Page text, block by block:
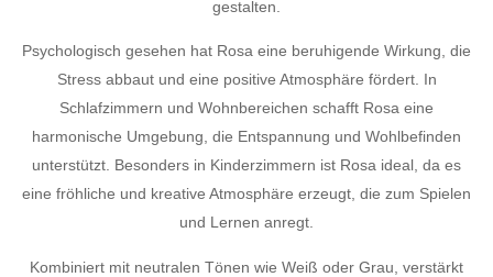
gestalten.
Psychologisch gesehen hat Rosa eine beruhigende Wirkung, die
Stress abbaut und eine positive Atmosphäre fördert. In
Schlafzimmern und Wohnbereichen schafft Rosa eine
harmonische Umgebung, die Entspannung und Wohlbefinden
unterstützt. Besonders in Kinderzimmern ist Rosa ideal, da es
eine fröhliche und kreative Atmosphäre erzeugt, die zum Spielen
und Lernen anregt.
Kombiniert mit neutralen Tönen wie Weiß oder Grau, verstärkt